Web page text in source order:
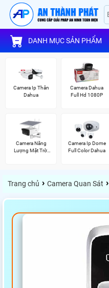
DANH MỤC SẢN PHẨM
Camera Ip Thân
Dahua
Camera Dahua
Full Hd 1080P
Camera Năng
Lượng Mặt Trời
Camera Ip Dome
Full Color Dahua
Trang chủ › Camera Quan Sát ›